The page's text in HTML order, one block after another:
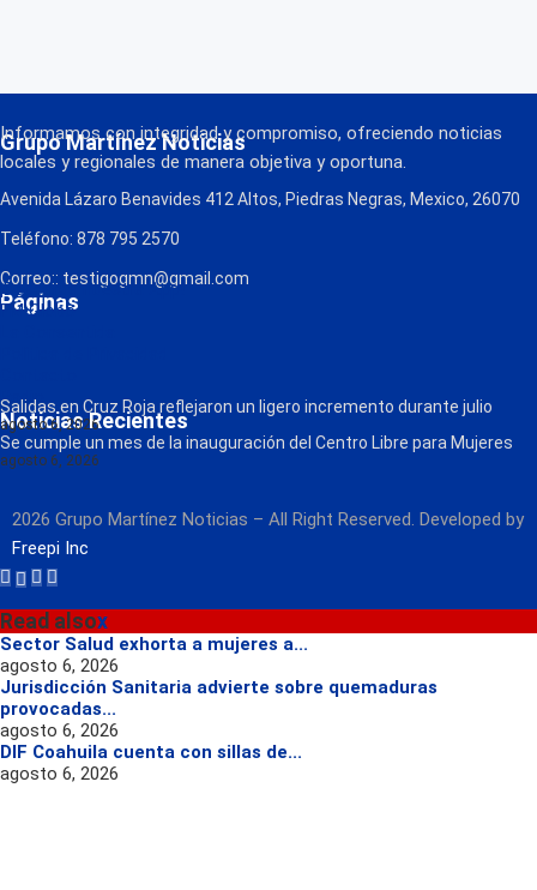
Grupo Martínez Noticias
Informamos con integridad y compromiso, ofreciendo noticias
locales y regionales de manera objetiva y oportuna.
Avenida Lázaro Benavides 412 Altos, Piedras Negras, Mexico, 26070
Teléfono: 878 795 2570
Correo:: testigogmn@gmail.com
Páginas
¡Descarga nuestra App!
FM Globo
Radio
Noticias Recientes
Salidas en Cruz Roja reflejaron un ligero incremento durante julio
agosto 6, 2026
Se cumple un mes de la inauguración del Centro Libre para Mujeres
agosto 6, 2026
2026 Grupo Martínez Noticias – All Right Reserved. Developed by
Freepi Inc
Read alsox
Sector Salud exhorta a mujeres a...
agosto 6, 2026
Jurisdicción Sanitaria advierte sobre quemaduras
provocadas...
agosto 6, 2026
DIF Coahuila cuenta con sillas de...
agosto 6, 2026